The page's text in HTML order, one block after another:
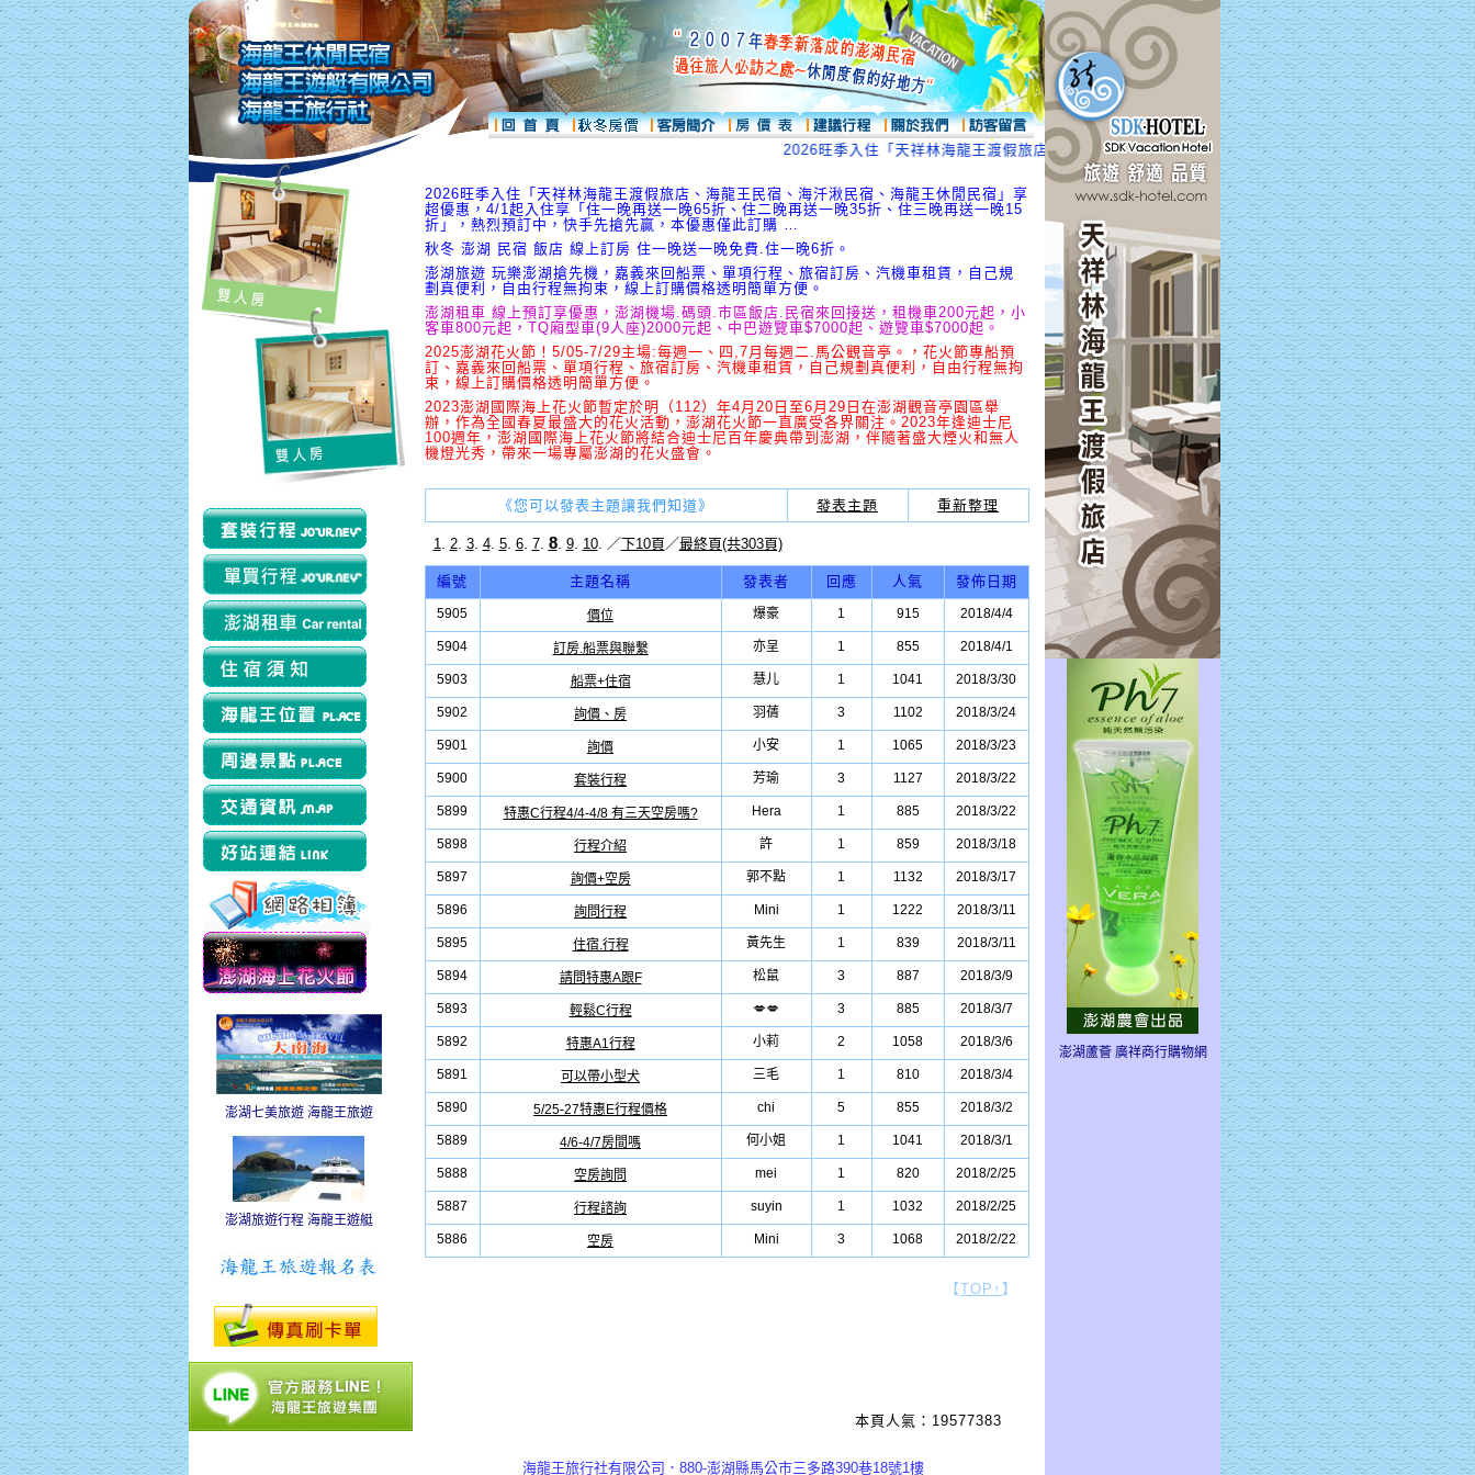
澎湖七美旅遊 海龍王旅遊
澎湖旅遊行程 海龍王遊艇
2026旺季入住「天祥林海龍王渡假旅店、海龍王民宿、海汘湫民宿、海龍王休閒民宿」享超優惠，4/1
2026旺季入住「天祥林海龍王渡假旅店、海龍王民宿、海汘湫民宿、海龍王休閒民宿」享
超優惠，4/1起入住享「住一晚再送一晚65折、住二晚再送一晚35折、住三晚再送一晚15
折」，熱烈預訂中，快手先搶先贏，本優惠僅此訂購 …
秋冬 澎湖 民宿 飯店 線上訂房 住一晚送一晚免費.住一晚6折。
澎湖旅遊 玩樂澎湖搶先機，嘉義來回船票、單項行程、旅宿訂房、汽機車租賃，自己規
劃真便利，自由行程無拘束，線上訂購價格透明簡單方便。
澎湖租車 線上預訂享優惠，澎湖機場.碼頭.市區飯店.民宿來回接送，租機車200元起，小
客車800元起，TQ廂型車(9人座)2000元起、中巴遊覽車$7000起、遊覽車$7000起。
2025澎湖花火節！5/05-7/29主場:每週一、四,7月每週二.馬公觀音亭。，花火節專船預
訂、嘉義來回船票、單項行程、旅宿訂房、汽機車租賃，自己規劃真便利，自由行程無拘
束，線上訂購價格透明簡單方便。
2023澎湖國際海上花火節暫定於明（112）年4月20日至6月29日在澎湖觀音亭園區舉
辦，作為全國春夏最盛大的花火活動，澎湖花火節一直廣受各界關注。2023年逢迪士尼
100週年，澎湖國際海上花火節將結合迪士尼百年慶典帶到澎湖，伴隨著盛大煙火和無人
機燈光秀，帶來一場專屬澎湖的花火盛會。
《您可以發表主題讓我們知道》 發表主題 重新整理
1 2. 3. 4. 5. 6. 7. 8. 9. 10. ／下10頁／最終頁(共303頁)
編號 主題名稱 發表者 回應 人氣 發佈日期
5905 價位 爆豪 1 915 2018/4/4
5904 訂房.船票與聯繫 亦呈 1 855 2018/4/1
5903 船票+住宿 慧儿 1 1041 2018/3/30
5902 詢價、房 羽蒨 3 1102 2018/3/24
5901 詢價 小安 1 1065 2018/3/23
5900 套裝行程 芳瑜 3 1127 2018/3/22
5899 特惠C行程4/4-4/8 有三天空房嗎? Hera 1 885 2018/3/22
5898 行程介紹 許 1 859 2018/3/18
5897 詢價+空房 郭不點 1 1132 2018/3/17
5896 詢問行程 Mini 1 1222 2018/3/11
5895 住宿.行程 黃先生 1 839 2018/3/11
5894 請問特惠A跟F 松鼠 3 887 2018/3/9
5893 輕鬆C行程 💋💋 3 885 2018/3/7
5892 特惠A1行程 小莉 2 1058 2018/3/6
5891 可以帶小型犬 三毛 1 810 2018/3/4
5890 5/25-27特惠E行程價格 chi 5 855 2018/3/2
5889 4/6-4/7房間嗎 何小姐 1 1041 2018/3/1
5888 空房詢問 mei 1 820 2018/2/25
5887 行程諮詢 suyin 1 1032 2018/2/25
5886 空房 Mini 3 1068 2018/2/22
【TOP↑ 】
本頁人氣：19577383
海龍王旅行社有限公司．880-澎湖縣馬公市三多路390巷18號1樓
澎湖蘆薈 廣祥商行購物網